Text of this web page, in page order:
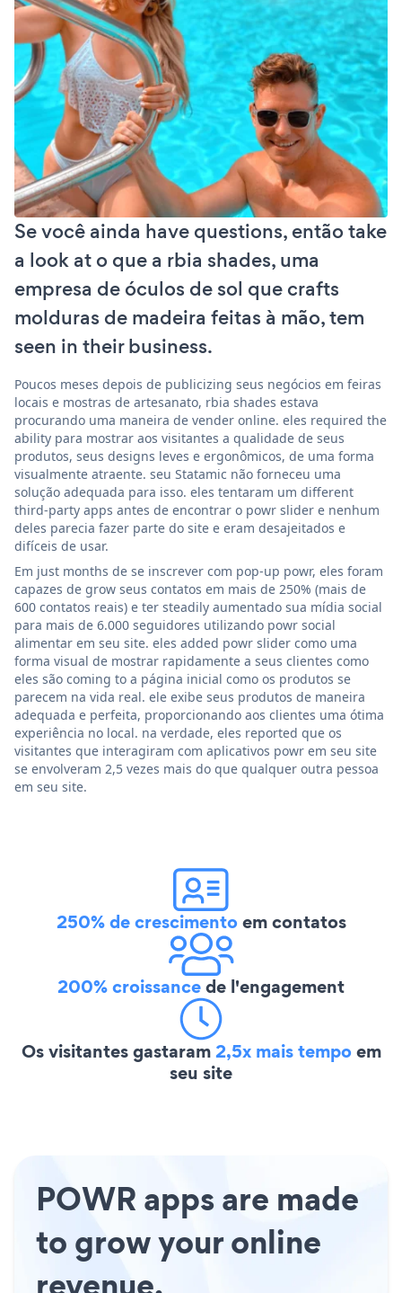
Se você ainda have questions, então take
a look at o que a rbia shades, uma
empresa de óculos de sol que crafts
molduras de madeira feitas à mão, tem
seen in their business.
Poucos meses depois de publicizing seus negócios em feiras
locais e mostras de artesanato, rbia shades estava
procurando uma maneira de vender online. eles required the
ability para mostrar aos visitantes a qualidade de seus
produtos, seus designs leves e ergonômicos, de uma forma
visualmente atraente. seu Statamic não forneceu uma
solução adequada para isso. eles tentaram um different
third-party apps antes de encontrar o powr slider e nenhum
deles parecia fazer parte do site e eram desajeitados e
difíceis de usar.
Em just months de se inscrever com pop-up powr, eles foram
capazes de grow seus contatos em mais de 250% (mais de
600 contatos reais) e ter steadily aumentado sua mídia social
para mais de 6.000 seguidores utilizando powr social
alimentar em seu site. eles added powr slider como uma
forma visual de mostrar rapidamente a seus clientes como
eles são coming to a página inicial como os produtos se
parecem na vida real. ele exibe seus produtos de maneira
adequada e perfeita, proporcionando aos clientes uma ótima
experiência no local. na verdade, eles reported que os
visitantes que interagiram com aplicativos powr em seu site
se envolveram 2,5 vezes mais do que qualquer outra pessoa
em seu site.
250% de crescimentoem contatos
200% croissancede l'engagement
Os visitantes gastaram2,5x mais tempoem
seu site
POWR apps are made
to grow your online